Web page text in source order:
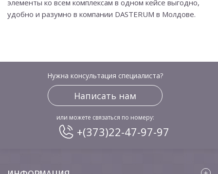
элементы ко всем комплексам в одном кейсе выгодно,
удобно и разумно в компании DASTERUM в Молдове.
Нужна консультация специалиста?
Написать нам
или можете связаться по номеру:
+(373)22-47-97-97